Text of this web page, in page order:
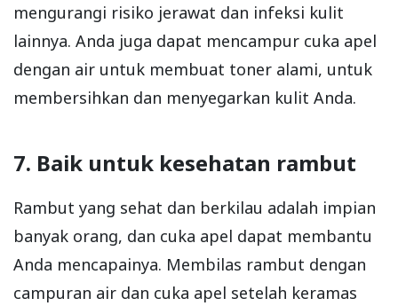
mengurangi risiko jerawat dan infeksi kulit
lainnya. Anda juga dapat mencampur cuka apel
dengan air untuk membuat toner alami, untuk
membersihkan dan menyegarkan kulit Anda.
7. Baik untuk kesehatan rambut
Rambut yang sehat dan berkilau adalah impian
banyak orang, dan cuka apel dapat membantu
Anda mencapainya. Membilas rambut dengan
campuran air dan cuka apel setelah keramas